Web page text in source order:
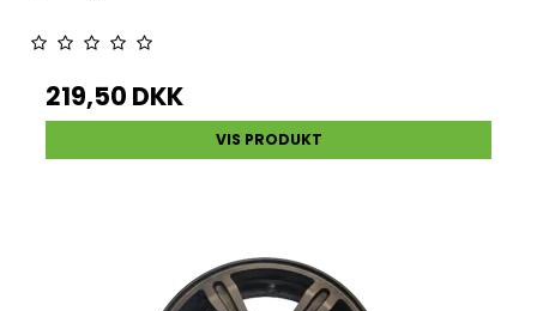
219,50 DKK
VIS PRODUKT